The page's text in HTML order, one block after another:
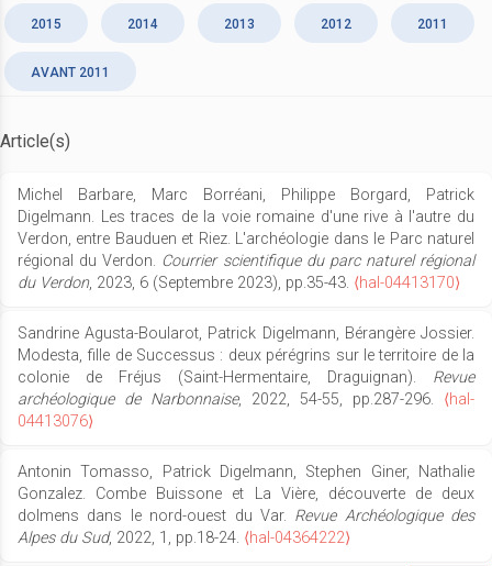
2015 2014 2013 2012 2011
AVANT 2011
Article(s)
Michel Barbare, Marc Borréani, Philippe Borgard, Patrick
Digelmann. Les traces de la voie romaine d'une rive à l'autre du
Verdon, entre Bauduen et Riez. L'archéologie dans le Parc naturel
régional du Verdon. Courrier scientifique du parc naturel régional
du Verdon, 2023, 6 (Septembre 2023), pp.35-43. ⟨hal-04413170⟩
Sandrine Agusta-Boularot, Patrick Digelmann, Bérangère Jossier.
Modesta, fille de Successus : deux pérégrins sur le territoire de la
colonie de Fréjus (Saint-Hermentaire, Draguignan). Revue
archéologique de Narbonnaise, 2022, 54-55, pp.287-296. ⟨hal-
04413076⟩
Antonin Tomasso, Patrick Digelmann, Stephen Giner, Nathalie
Gonzalez. Combe Buissone et La Vière, découverte de deux
dolmens dans le nord-ouest du Var. Revue Archéologique des
Alpes du Sud, 2022, 1, pp.18-24. ⟨hal-04364222⟩